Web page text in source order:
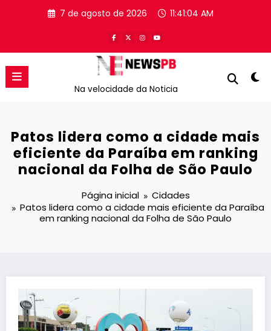
7 de agosto de 2026 11:41:05 AM
Na velocidade da Noticia
Patos lidera como a cidade mais
eficiente da Paraíba em ranking
nacional da Folha de São Paulo
Página inicial
Cidades
Patos lidera como a cidade mais eficiente da Paraíba
em ranking nacional da Folha de São Paulo